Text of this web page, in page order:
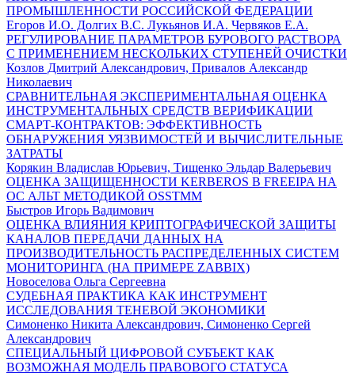
ПРОМЫШЛЕННОСТИ РОССИЙСКОЙ ФЕДЕРАЦИИ
Егоров И.О. Долгих В.С. Лукьянов И.А. Червяков Е.А.
РЕГУЛИРОВАНИЕ ПАРАМЕТРОВ БУРОВОГО РАСТВОРА
С ПРИМЕНЕНИЕМ НЕСКОЛЬКИХ СТУПЕНЕЙ ОЧИСТКИ
Козлов Дмитрий Александрович, Привалов Александр
Николаевич
СРАВНИТЕЛЬНАЯ ЭКСПЕРИМЕНТАЛЬНАЯ ОЦЕНКА
ИНСТРУМЕНТАЛЬНЫХ СРЕДСТВ ВЕРИФИКАЦИИ
СМАРТ-КОНТРАКТОВ: ЭФФЕКТИВНОСТЬ
ОБНАРУЖЕНИЯ УЯЗВИМОСТЕЙ И ВЫЧИСЛИТЕЛЬНЫЕ
ЗАТРАТЫ
Корякин Владислав Юрьевич, Тищенко Эльдар Валерьевич
ОЦЕНКА ЗАЩИЩЕННОСТИ KERBEROS В FREEIPA НА
ОС АЛЬТ МЕТОДИКОЙ OSSTMM
Быстров Игорь Вадимович
ОЦЕНКА ВЛИЯНИЯ КРИПТОГРАФИЧЕСКОЙ ЗАЩИТЫ
КАНАЛОВ ПЕРЕДАЧИ ДАННЫХ НА
ПРОИЗВОДИТЕЛЬНОСТЬ РАСПРЕДЕЛЕННЫХ СИСТЕМ
МОНИТОРИНГА (НА ПРИМЕРЕ ZABBIX)
Новоселова Ольга Сергеевна
СУДЕБНАЯ ПРАКТИКА КАК ИНСТРУМЕНТ
ИССЛЕДОВАНИЯ ТЕНЕВОЙ ЭКОНОМИКИ
Симоненко Никита Александрович, Симоненко Сергей
Александрович
СПЕЦИАЛЬНЫЙ ЦИФРОВОЙ СУБЪЕКТ КАК
ВОЗМОЖНАЯ МОДЕЛЬ ПРАВОВОГО СТАТУСА